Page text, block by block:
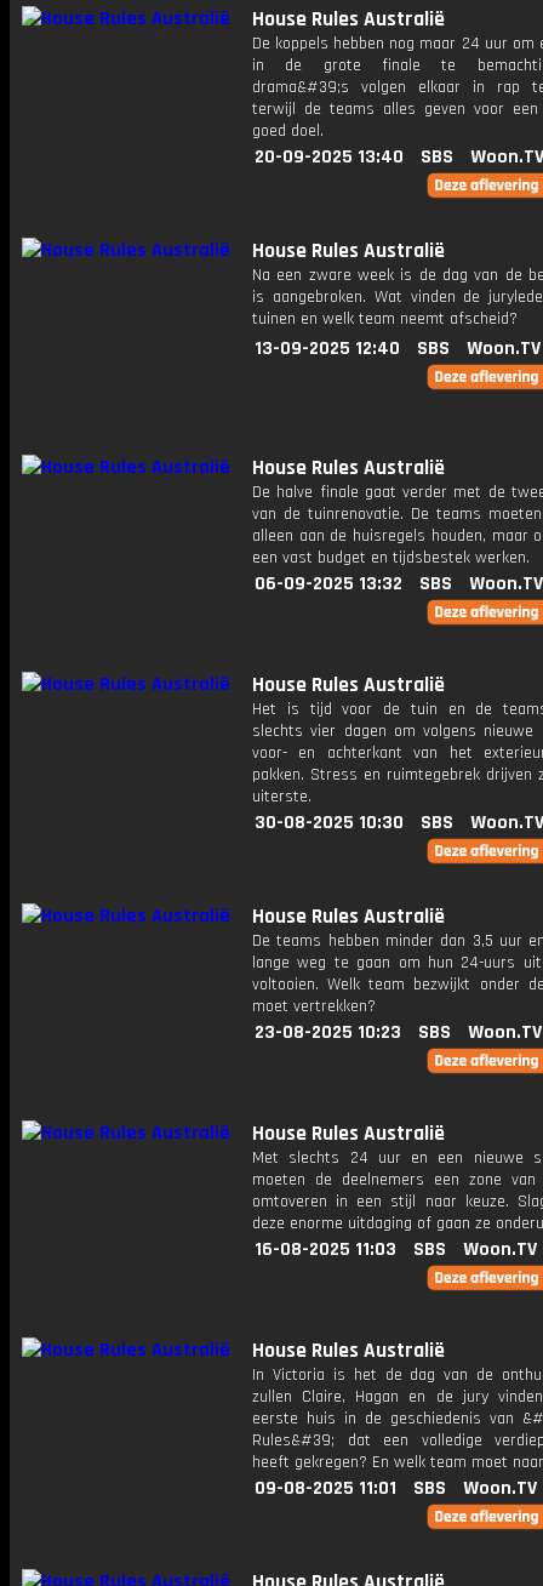
House Rules Australië
De koppels hebben nog maar 24 uur om
in de grote finale te
drama&#39;s volgen elkaar in rap
terwijl de teams alles geven voor een
goed doel.
20-09-2025 13:40 SBS Woon.TV
House Rules Australië
Na een zware week is de dag van de
is aangebroken. Wat vinden de
tuinen en welk team neemt afscheid?
13-09-2025 12:40 SBS Woon.TV
House Rules Australië
De halve finale gaat verder met de
van de tuinrenovatie. De teams
alleen aan de huisregels houden, maar
een vast budget en tijdsbestek werken.
06-09-2025 13:32 SBS Woon.TV
House Rules Australië
Het is tijd voor de tuin en de
slechts vier dagen om volgens nieuwe
voor- en achterkant van het
pakken. Stress en ruimtegebrek drijven
uiterste.
30-08-2025 10:30 SBS Woon.TV
House Rules Australië
De teams hebben minder dan 3,5 uur
lange weg te gaan om hun 24-uurs
voltooien. Welk team bezwijkt onder
moet vertrekken?
23-08-2025 10:23 SBS Woon.TV
House Rules Australië
Met slechts 24 uur en een nieuwe
moeten de deelnemers een zone
omtoveren in een stijl naar keuze.
deze enorme uitdaging of gaan ze
16-08-2025 11:03 SBS Woon.TV
House Rules Australië
In Victoria is het de dag van de
zullen Claire, Hagan en de jury
eerste huis in de geschiedenis van
Rules&#39; dat een volledige
heeft gekregen? En welk team moet
09-08-2025 11:01 SBS Woon.TV